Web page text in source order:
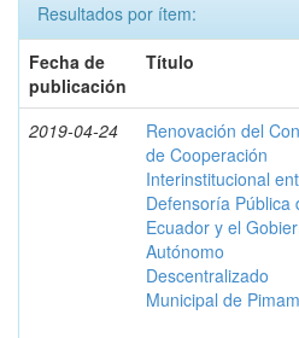
Resultados por ítem:
Fecha de
publicación
Título
2019-04-24
Renovación del
de Cooperación
Interinstitucional
Defensoría Pública
Ecuador y el
Autónomo
Descentralizado
Municipal de